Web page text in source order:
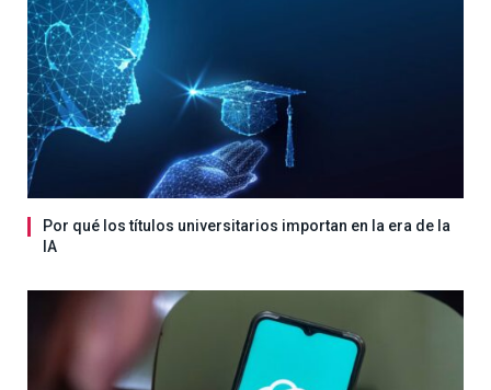
Por qué los títulos universitarios importan en la era de la
IA